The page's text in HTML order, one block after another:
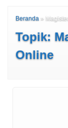
Beranda »
Topik:
Online